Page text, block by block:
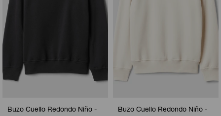
Buzo Cuello Redondo Niño -
Buzo Cuello Redondo Niño -